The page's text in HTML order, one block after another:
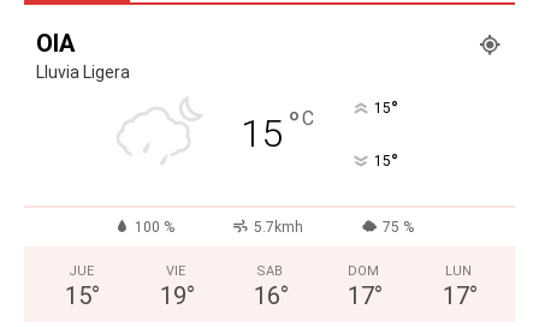
OIA
Lluvia Ligera
15 °C 15°
15°
100 % 5.7kmh 75 %
JUE
15°
VIE
19°
SAB
16°
DOM
17°
LUN
17°